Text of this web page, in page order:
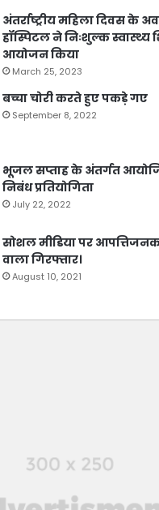
अंतर्राष्ट्रीय महिला दिवस के
हॉस्पिटल ने निःशुल्क स्वास्थ्य
आयोजन किया
March 25, 2023
बच्चा चोरी करते हुए पकड़े गए
September 8, 2022
भूजल सप्ताह के अंतर्गत
निबंध प्रतियोगिता
July 22, 2022
सोशल मीडिया पर
वाला गिरफ्तार।
August 10, 2021